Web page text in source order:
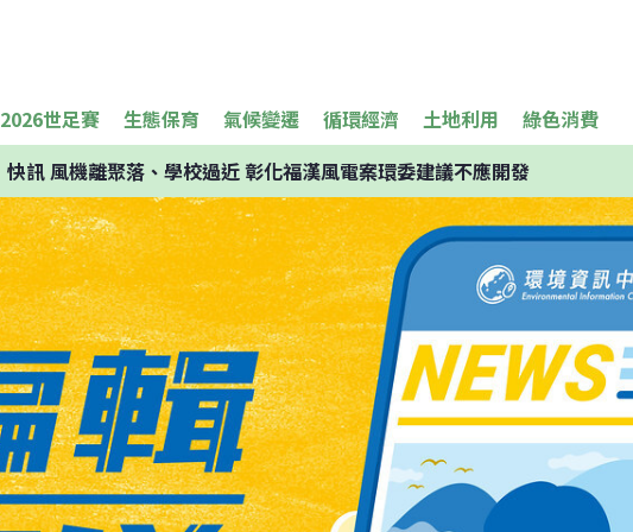
2026世足賽 生態保育 氣候變遷 循環經濟 土地利用 綠色消費
快訊風機離聚落、學校過近 彰化福漢風電案環委建議不應開發